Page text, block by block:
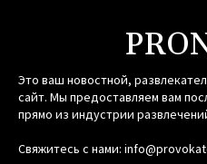
Это ваш новостной,
сайт. Мы предоставляем вам
прямо из индустрии
Свяжитесь с нами: